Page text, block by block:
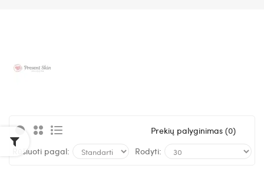
Prekių palyginimas (0)
Rūšiuoti pagal:
Rodyti: